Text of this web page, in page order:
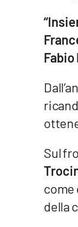
Lacitymag.itSul
come
della